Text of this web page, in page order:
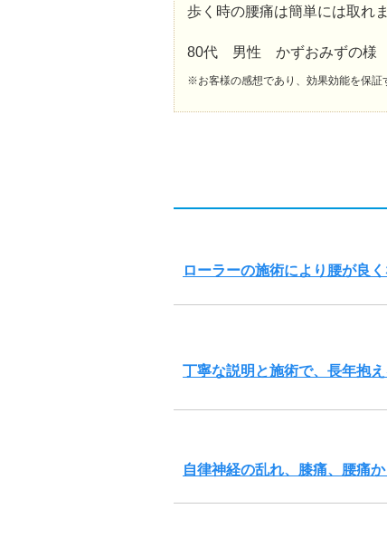
歩く時の腰痛は簡単には取れ
80代 男性 かずおみずの様
※お客様の感想であり、効果効能を保証
ローラーの施術により腰が良
丁寧な説明と施術で、長年抱
自律神経の乱れ、膝痛、腰痛